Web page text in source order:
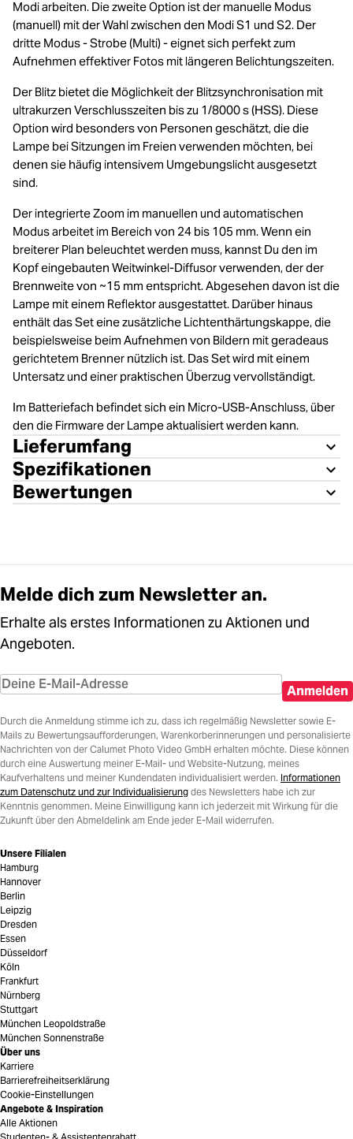
Modi arbeiten. Die zweite Option ist der manuelle Modus
(manuell) mit der Wahl zwischen den Modi S1 ​​und S2. Der
dritte Modus - Strobe (Multi) - eignet sich perfekt zum
Aufnehmen effektiver Fotos mit längeren Belichtungszeiten.
Der Blitz bietet die Möglichkeit der Blitzsynchronisation mit
ultrakurzen Verschlusszeiten bis zu 1/8000 s (HSS). Diese
Option wird besonders von Personen geschätzt, die die
Lampe bei Sitzungen im Freien verwenden möchten, bei
denen sie häufig intensivem Umgebungslicht ausgesetzt
sind.
Der integrierte Zoom im manuellen und automatischen
Modus arbeitet im Bereich von 24 bis 105 mm. Wenn ein
breiterer Plan beleuchtet werden muss, kannst Du den im
Kopf eingebauten Weitwinkel-Diffusor verwenden, der der
Brennweite von ~15 mm entspricht. Abgesehen davon ist die
Lampe mit einem Reflektor ausgestattet. Darüber hinaus
enthält das Set eine zusätzliche Lichtenthärtungskappe, die
beispielsweise beim Aufnehmen von Bildern mit geradeaus
gerichtetem Brenner nützlich ist. Das Set wird mit einem
Untersatz und einer praktischen Überzug vervollständigt.
Im Batteriefach befindet sich ein Micro-USB-Anschluss, über
den die Firmware der Lampe aktualisiert werden kann.
Lieferumfang
Spezifikationen
Bewertungen
Melde dich zum Newsletter an.
Erhalte als erstes Informationen zu Aktionen und
Angeboten.
Anmelden
Durch die Anmeldung stimme ich zu, dass ich regelmäßig Newsletter sowie E-
Mails zu Bewertungsaufforderungen, Warenkorberinnerungen und personalisierte
Nachrichten von der Calumet Photo Video GmbH erhalten möchte. Diese können
durch eine Auswertung meiner E-Mail- und Website-Nutzung, meines
Kaufverhaltens und meiner Kundendaten individualisiert werden. Informationen
zum Datenschutz und zur Individualisierung des Newsletters habe ich zur
Kenntnis genommen. Meine Einwilligung kann ich jederzeit mit Wirkung für die
Zukunft über den Abmeldelink am Ende jeder E-Mail widerrufen.
Unsere Filialen
Hamburg
Hannover
Berlin
Leipzig
Dresden
Essen
Düsseldorf
Köln
Frankfurt
Nürnberg
Stuttgart
München Leopoldstraße
München Sonnenstraße
Über uns
Karriere
Barrierefreiheitserklärung
Cookie-Einstellungen
Angebote & Inspiration
Alle Aktionen